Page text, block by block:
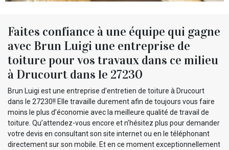
Faites confiance à une équipe qui gagne
avec Brun Luigi une entreprise de
toiture pour vos travaux dans ce milieu
à Drucourt dans le 27230
Brun Luigi est une entreprise d’entretien de toiture à Drucourt
dans le 27230!! Elle travaille durement afin de toujours vous faire
moins le plus d’économie avec la meilleure qualité de travail de
toiture. Qu’attendez-vous encore et n’hésitez plus pour demander
votre devis en consultant son site internet ou en le téléphonant
directement sur son mobile. Et en ce moment exceptionnellement